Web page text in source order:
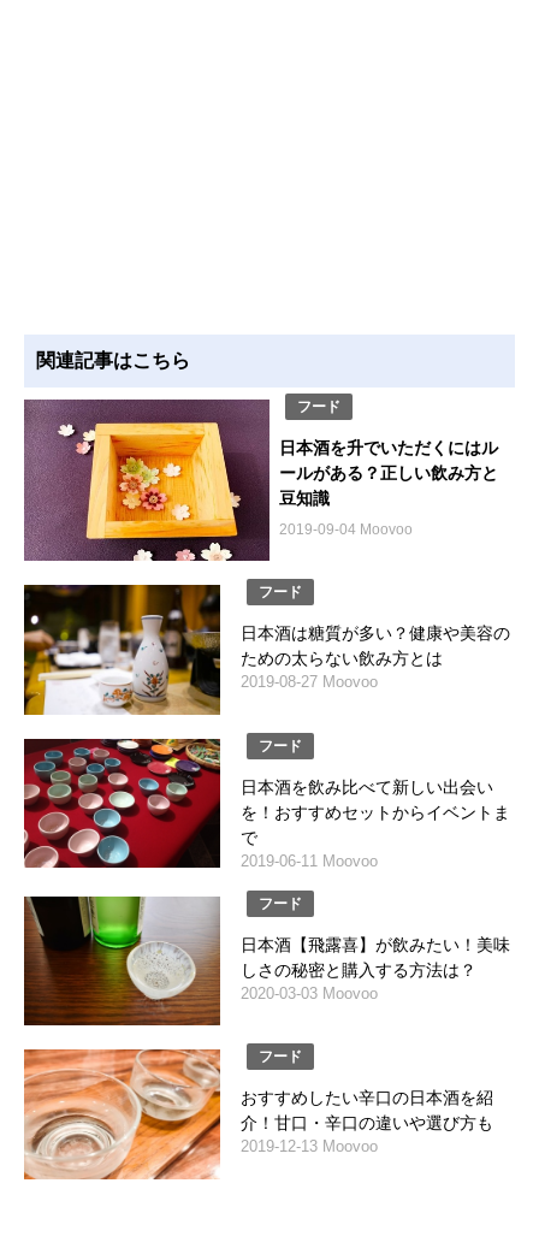
関連記事はこちら
フード
日本酒を升でいただくにはル
ールがある？正しい飲み方と
豆知識
2019-09-04 Moovoo
フード
日本酒は糖質が多い？健康や美容の
ための太らない飲み方とは
2019-08-27 Moovoo
フード
日本酒を飲み比べて新しい出会い
を！おすすめセットからイベントま
で
2019-06-11 Moovoo
フード
日本酒【飛露喜】が飲みたい！美味
しさの秘密と購入する方法は？
2020-03-03 Moovoo
フード
おすすめしたい辛口の日本酒を紹
介！甘口・辛口の違いや選び方も
2019-12-13 Moovoo